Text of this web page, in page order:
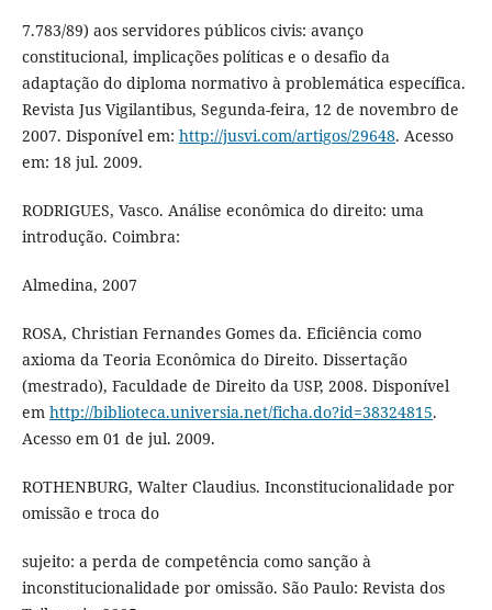
7.783/89) aos servidores públicos civis: avanço
constitucional, implicações políticas e o desafio da
adaptação do diploma normativo à problemática específica.
Revista Jus Vigilantibus, Segunda-feira, 12 de novembro de
2007. Disponível em: http://jusvi.com/artigos/29648. Acesso
em: 18 jul. 2009.
RODRIGUES, Vasco. Análise econômica do direito: uma
introdução. Coimbra:
Almedina, 2007
ROSA, Christian Fernandes Gomes da. Eficiência como
axioma da Teoria Econômica do Direito. Dissertação
(mestrado), Faculdade de Direito da USP, 2008. Disponível
em http://biblioteca.universia.net/ficha.do?id=38324815.
Acesso em 01 de jul. 2009.
ROTHENBURG, Walter Claudius. Inconstitucionalidade por
omissão e troca do
sujeito: a perda de competência como sanção à
inconstitucionalidade por omissão. São Paulo: Revista dos